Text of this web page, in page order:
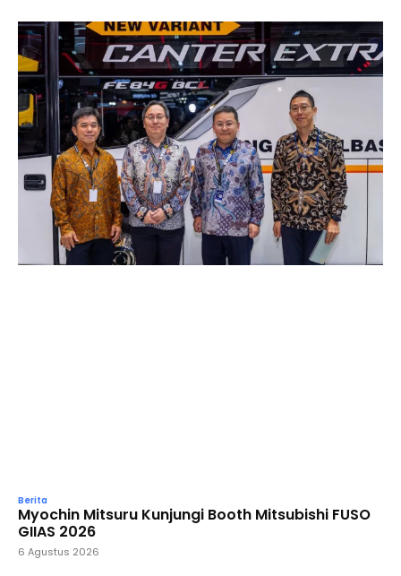
Berita
Myochin Mitsuru Kunjungi Booth Mitsubishi FUSO
GIIAS 2026
6 Agustus 2026